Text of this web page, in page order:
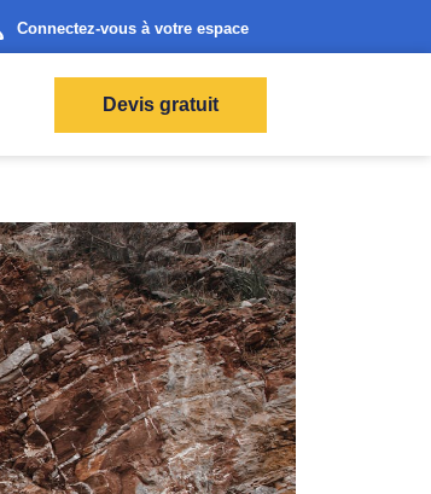
Connectez-vous à votre espace
Devis gratuit